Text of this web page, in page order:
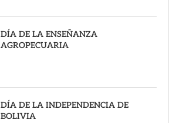
DÍA DE LA ENSEÑANZA
AGROPECUARIA
DÍA DE LA INDEPENDENCIA DE
BOLIVIA